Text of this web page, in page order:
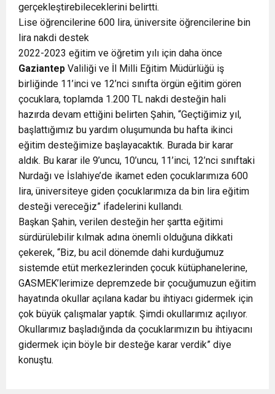
gerçekleştirebileceklerini belirtti.
Lise öğrencilerine 600 lira, üniversite öğrencilerine bin
lira nakdi destek
2022-2023 eğitim ve öğretim yılı için daha önce
Gaziantep Valiliği ve İl Milli Eğitim Müdürlüğü iş
birliğinde 11’inci ve 12’nci sınıfta örgün eğitim gören
çocuklara, toplamda 1.200 TL nakdi desteğin hali
hazırda devam ettiğini belirten Şahin, “Geçtiğimiz yıl,
başlattığımız bu yardım oluşumunda bu hafta ikinci
eğitim desteğimize başlayacaktık. Burada bir karar
aldık. Bu karar ile 9’uncu, 10’uncu, 11’inci, 12’nci sınıftaki
Nurdağı ve İslahiye’de ikamet eden çocuklarımıza 600
lira, üniversiteye giden çocuklarımıza da bin lira eğitim
desteği vereceğiz” ifadelerini kullandı.
Başkan Şahin, verilen desteğin her şartta eğitimi
sürdürülebilir kılmak adına önemli olduğuna dikkati
çekerek, “Biz, bu acil dönemde dahi kurduğumuz
sistemde etüt merkezlerinden çocuk kütüphanelerine,
GASMEK’lerimize depremzede bir çocuğumuzun eğitim
hayatında okullar açılana kadar bu ihtiyacı gidermek için
çok büyük çalışmalar yaptık. Şimdi okullarımız açılıyor.
Okullarımız başladığında da çocuklarımızın bu ihtiyacını
gidermek için böyle bir desteğe karar verdik” diye
konuştu.